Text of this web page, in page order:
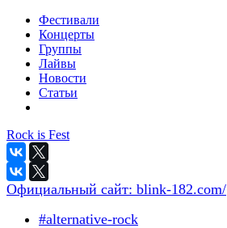
Фестивали
Концерты
Группы
Лайвы
Новости
Статьи
Rock is Fest
Официальный сайт: blink-182.com/
#alternative-rock